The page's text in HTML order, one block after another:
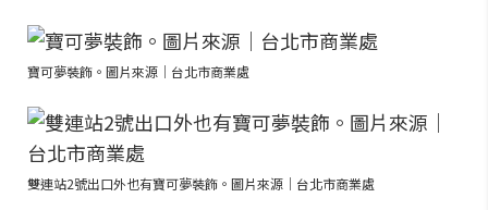
寶可夢裝飾。圖片來源｜台北市商業處
雙連站2號出口外也有寶可夢裝飾。圖片來源｜台北市商業處